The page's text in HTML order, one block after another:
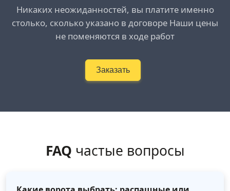
Никаких неожиданностей, вы платите именно
столько, сколько указано в договоре Наши цены
не поменяются в ходе работ
Заказать
FAQ частые вопросы